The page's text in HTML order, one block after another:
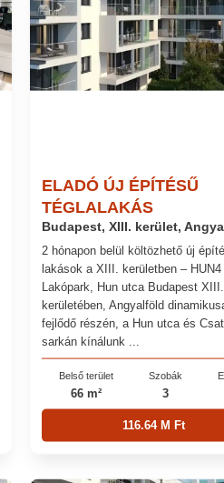
ELADÓ ÚJ ÉPÍTÉSŰ
TÉGLALAKÁS
Budapest, XIII. kerület,
2 hónapon belül költözhető új
lakások a XIII. kerületben – HUN4
Lakópark, Hun utca Budapest XIII.
kerületében, Angyalföld
fejlődő részén, a Hun utca és
sarkán kínálunk ...
Belső terület
66 m²
Szobák
3
116.64 M Ft